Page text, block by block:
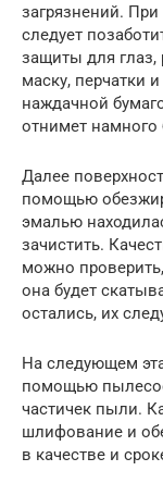
загрязнений. При
следует
защиты для глаз,
маску, перчатки
наждачной
отнимет
Далее
помощью
эмалью
зачистить.
можно
она будет
остались, их
На следующем
помощью
частичек пыли.
шлифование и
в качестве и